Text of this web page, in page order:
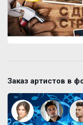
Заказ артистов в